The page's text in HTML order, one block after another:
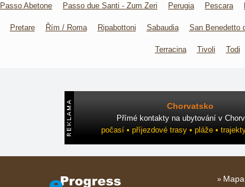
Passo Abetone Passo due Santi - Zum Zeri Perugia Pescara
Pretare Řím / Roma Ripabottoni Sabaudia San Benedetto
Terracina Tivoli Todi
Chorvatsko
Přímé kontakty na ubytování v
počasí • příjezdové trasy • pláže •